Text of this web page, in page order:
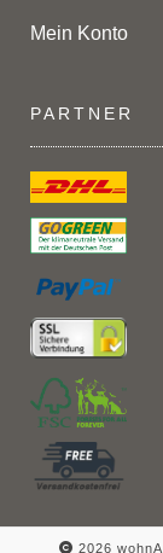
Mein Konto
PARTNER
2026